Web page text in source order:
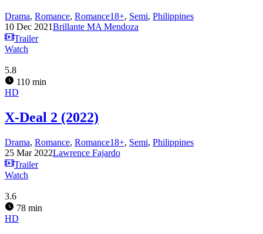
Drama, Romance, Romance18+, Semi, Philippines
10 Dec 2021Brillante MA Mendoza
Trailer
Watch
5.8
110 min
HD
X-Deal 2 (2022)
Drama, Romance, Romance18+, Semi, Philippines
25 Mar 2022Lawrence Fajardo
Trailer
Watch
3.6
78 min
HD